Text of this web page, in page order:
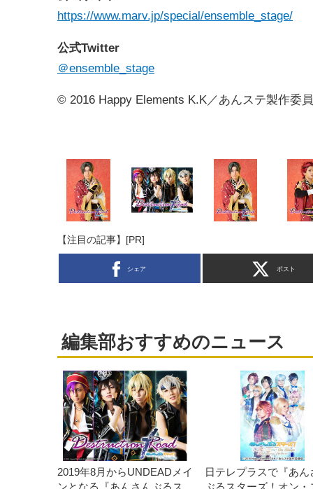
https://www.marv.jp/special/ensemble_stage/
公式Twitter
＠ensemble_stage
© 2016 Happy Elements K.K／あんステ製作委
【注目の記事】[PR]
シェア ポスト
編集部おすすめのニュース
2019年8月からUNDEADメイ
ンとなる『あんさんぶるス
日テレプラスで『あん
ぶるスターズ！オン・